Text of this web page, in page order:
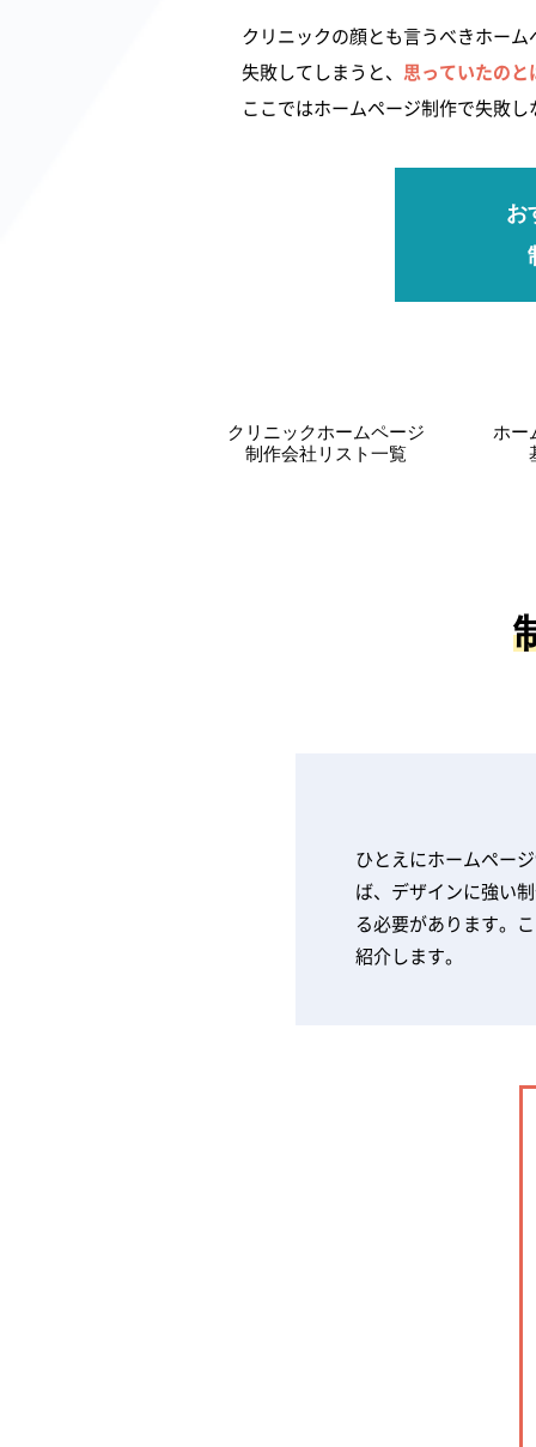
クリニックの顔とも言うべきホー
失敗してしまうと、 思っていたの
ここではホームページ制作で失敗
お
クリニックホームページ
制作会社リスト一覧
ホー
ひとえにホームペー
ば、デザインに強い
る必要があります。
紹介します。